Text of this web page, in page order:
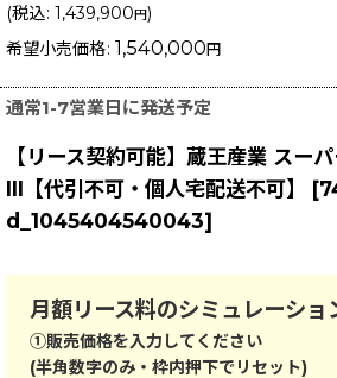
(税込: 1,439,900円)
希望小売価格: 1,540,000円
通常1-7営業日に発送予定
【リース契約可能】蔵王産業 スー
III【代引不可・個人宅配送不可】
[
d_1045404540043]